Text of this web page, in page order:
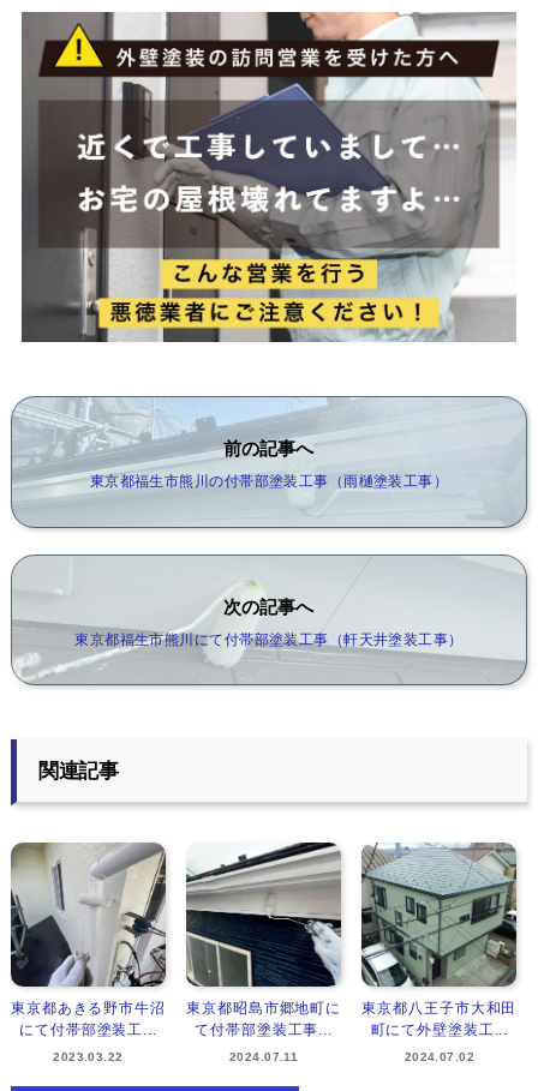
前の記事へ
東京都福生市熊川の付帯部塗装工事（雨樋塗装工事）
次の記事へ
東京都福生市熊川にて付帯部塗装工事（軒天井塗装工事）
関連記事
東京都あきる野市牛沼
にて付帯部塗装工...
2023.03.22
東京都昭島市郷地町に
て付帯部塗装工事...
2024.07.11
東京都八王子市大和田
町にて外壁塗装工...
2024.07.02